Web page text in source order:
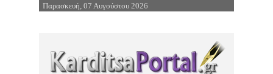
Επιστροφή στην Πλοήγηση
Παρασκευή, 07 Αυγούστου 2026